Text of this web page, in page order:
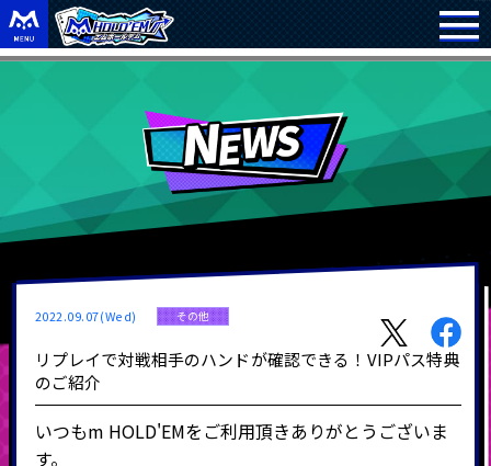
2022.09.07(Wed) その他
リプレイで対戦相手のハンドが確認できる！VIPパス特典
のご紹介
いつもm HOLD'EMをご利用頂きありがとうございま
す。